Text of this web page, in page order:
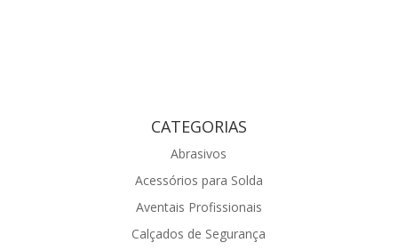
CATEGORIAS
Abrasivos
Acessórios para Solda
Aventais Profissionais
Calçados de Segurança